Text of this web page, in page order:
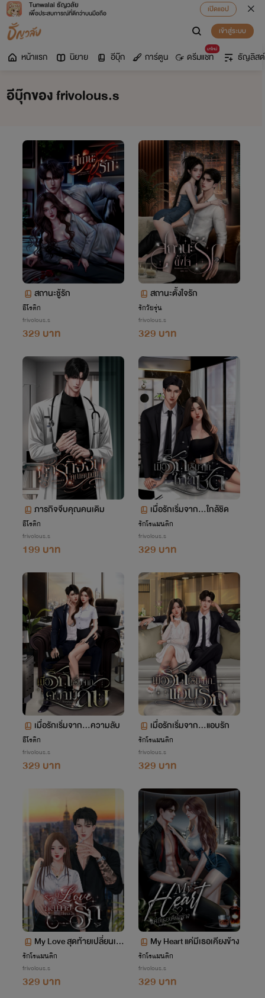
Tunwalai ธัญวลัย
เพื่อประสบการณ์ที่ดีกว่าบนมือถือ
เปิดแอป
เข้าสู่ระบบ
หน้าแรก นิยาย อีบุ๊ก การ์ตูน
มาใหม่
ดรีมแชท ธัญลิสต์
อีบุ๊กของ frivolous.s
สถานะชู้รัก
อีโรติก
frivolous.s
329 บาท
สถานะตั้งใจรัก
รักวัยรุ่น
frivolous.s
329 บาท
ภารกิจจีบคุณคนเดิม
อีโรติก
frivolous.s
199 บาท
เมื่อรักเริ่มจาก…ใกล้ชิด
รักโรแมนติก
frivolous.s
329 บาท
เมื่อรักเริ่มจาก…ความลับ
อีโรติก
frivolous.s
329 บาท
เมื่อรักเริ่มจาก…แอบรัก
รักโรแมนติก
frivolous.s
329 บาท
My Love สุดท้ายเปลี่ยนเป็
นรัก
รักโรแมนติก
frivolous.s
329 บาท
My Heart แค่มีเธอเคียงข้าง
รักโรแมนติก
frivolous.s
329 บาท